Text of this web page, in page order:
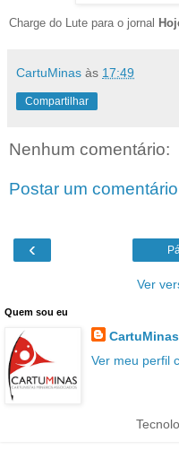
Charge do Lute para o jornal
CartuMinas às 17:49
Compartilhar
Nenhum comentário:
Postar um comentário
‹
Ver
Quem sou eu
CartuMinas
Ver meu perfil